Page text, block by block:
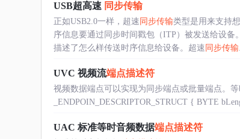
USB超高速 同步传输
正如USB2.0一样，超速 同步传输类型是用来支持
序信息要通过同步时间戳包（ITP）被发送给设
描述了怎么样传送时序信息给设备。超速 同步传输
UVC 视频流端点描述符
视频数据端点可以实现为同步端点或批量端点。
_ENDPOIN_DESCRIPTOR_STRUCT { BYTE
UAC 标准等时音频数据端点描述符